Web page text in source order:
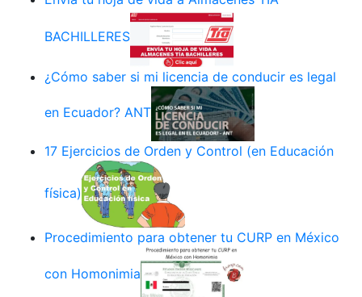
BACHILLERES
¿Cómo saber si mi licencia de conducir es legal
en Ecuador? ANT
17 Ejercicios de Orden y Control (en Educación
física)
Procedimiento para obtener tu CURP en México
con Homonimia